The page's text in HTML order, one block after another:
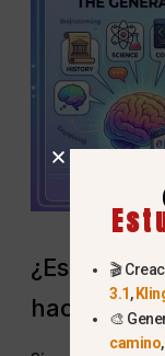
¿Es la IA
hacer los
🎬
3.1,
🎨
camino